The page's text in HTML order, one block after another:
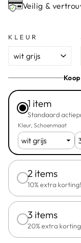
Veilig &
KLEUR
1 item
Standaard
Kleur Schoenmaat
2 items
10% extra korting!
3 items
20% extra